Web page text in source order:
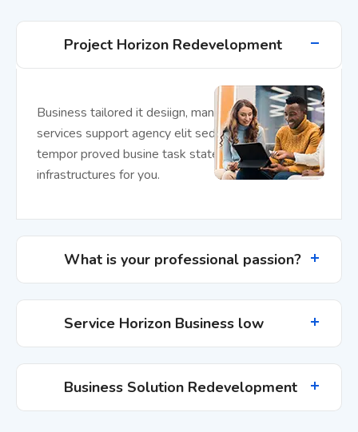
Project Horizon Redevelopment
Business tailored it desiign, management support
services support agency elit sed do eiusmod
tempor proved busine task state of the art
infrastructures for you.
What is your professional passion?
Service Horizon Business low
Business Solution Redevelopment